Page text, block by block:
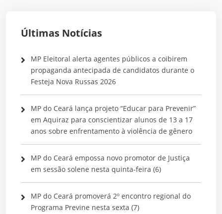
Últimas Notícias
MP Eleitoral alerta agentes públicos a coibirem
propaganda antecipada de candidatos durante o
Festeja Nova Russas 2026
MP do Ceará lança projeto “Educar para Prevenir”
em Aquiraz para conscientizar alunos de 13 a 17
anos sobre enfrentamento à violência de gênero
MP do Ceará empossa novo promotor de Justiça
em sessão solene nesta quinta-feira (6)
MP do Ceará promoverá 2º encontro regional do
Programa Previne nesta sexta (7)